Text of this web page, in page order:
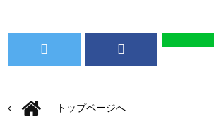
トップページへ